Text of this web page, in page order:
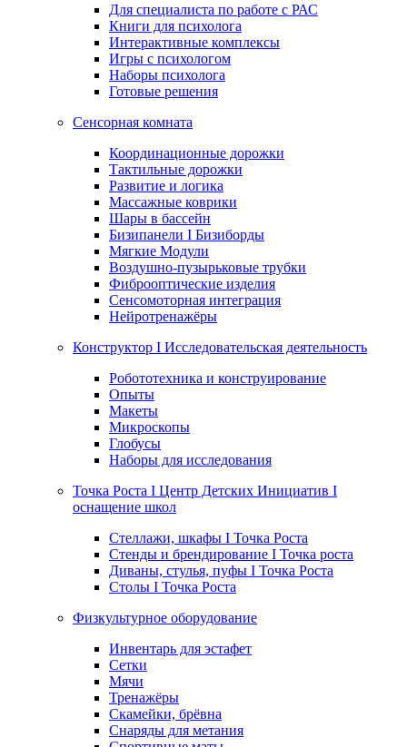
Для специалиста по работе с РАС
Книги для психолога
Интерактивные комплексы
Игры с психологом
Наборы психолога
Готовые решения
Сенсорная комната
Координационные дорожки
Тактильные дорожки
Развитие и логика
Массажные коврики
Шары в бассейн
Бизипанели I Бизиборды
Мягкие Модули
Воздушно-пузырьковые трубки
Фиброоптические изделия
Сенсомоторная интеграция
Нейротренажёры
Конструктор I Исследовательская деятельность
Робототехника и конструирование
Опыты
Макеты
Микроскопы
Глобусы
Наборы для исследования
Точка Роста I Центр Детских Инициатив I
оснащение школ
Стеллажи, шкафы I Точка Роста
Стенды и брендирование I Точка роста
Диваны, стулья, пуфы I Точка Роста
Столы I Точка Роста
Физкультурное оборудование
Инвентарь для эстафет
Сетки
Мячи
Тренажёры
Скамейки, брёвна
Снаряды для метания